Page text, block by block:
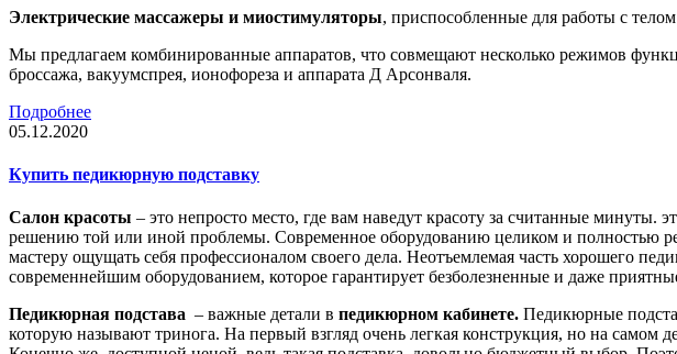
Электрические массажеры и миостимуляторы, приспособленные для работы с
Мы предлагаем комбинированные аппаратов, что совмещают несколько режимов
броссажа, вакуумспрея, ионофореза и аппарата Д Арсонваля.
Подробнее
05.12.2020
Купить педикюрную подставку
Салон красоты – это непросто место, где вам наведут красоту за считанные
решению той или иной проблемы. Современное оборудованию целиком и полностью
мастеру ощущать себя профессионалом своего дела. Неотъемлемая часть хорошего
современнейшим оборудованием, которое гарантирует безболезненные и даже
Педикюрная подстава – важные детали в педикюрном кабинете. Педикюрные
которую называют тринога. На первый взгляд очень легкая конструкция, но на самом